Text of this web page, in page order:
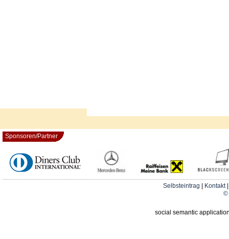
Sponsoren/Partner
Selbsteintrag Kontakt
©
social semantic